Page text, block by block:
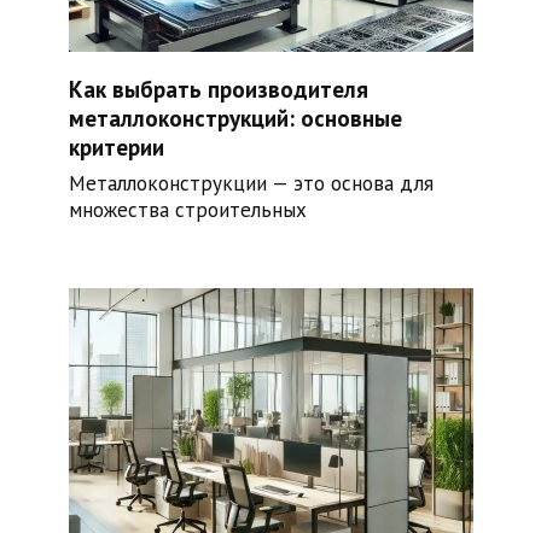
Как выбрать производителя
металлоконструкций: основные
критерии
Металлоконструкции — это основа для
множества строительных